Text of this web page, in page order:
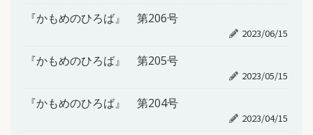
『かもめのひろば』 第206号
2023/06/15
『かもめのひろば』 第205号
2023/05/15
『かもめのひろば』 第204号
2023/04/15